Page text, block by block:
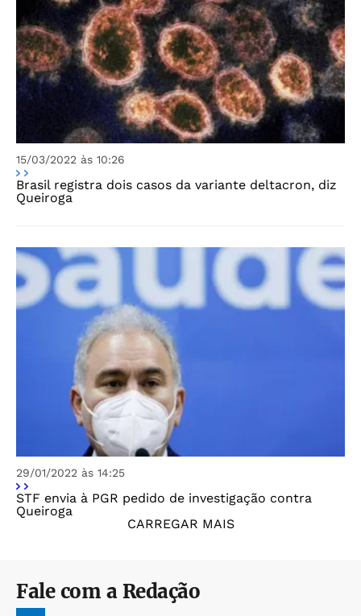
15/03/2022 às 10:26
Brasil registra dois casos da variante deltacron, diz
Queiroga
29/01/2022 às 14:25
STF envia à PGR pedido de investigação contra
Queiroga
CARREGAR MAIS
Fale com a Redação